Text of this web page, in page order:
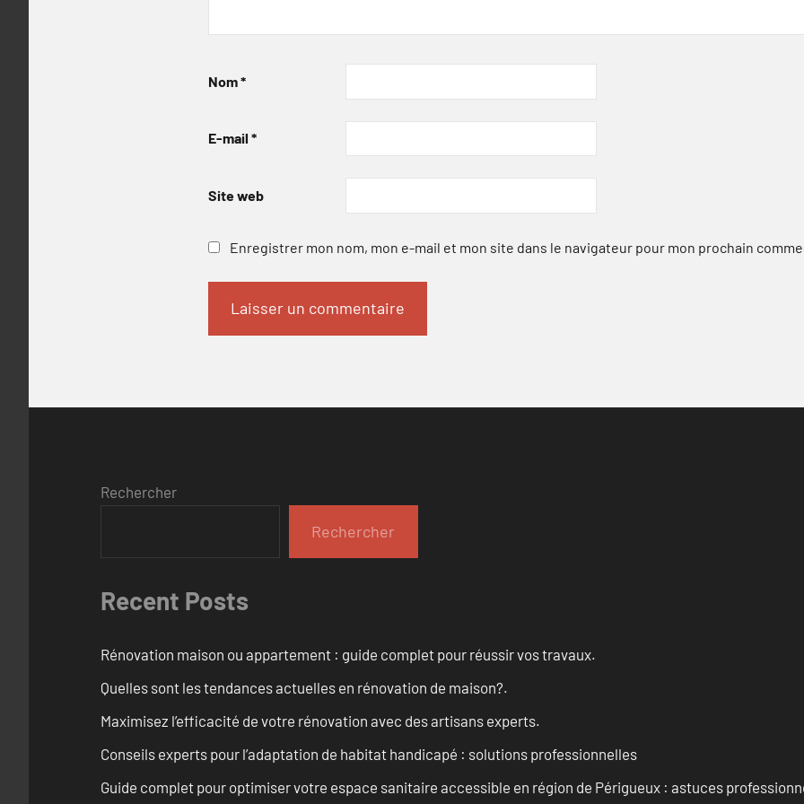
Nom*
E-mail *
Site web
Enregistrer mon nom, mon e-mail et mon site dans le navigateur pour mon prochain
Rechercher
Rechercher
Recent Posts
Rénovation maison ou appartement : guide complet pour réussir vos travaux.
Quelles sont les tendances actuelles en rénovation de maison?.
Maximisez l’efficacité de votre rénovation avec des artisans experts.
Conseils experts pour l’adaptation de habitat handicapé : solutions professionnelles
Guide complet pour optimiser votre espace sanitaire accessible en région de Périgueux : astuces